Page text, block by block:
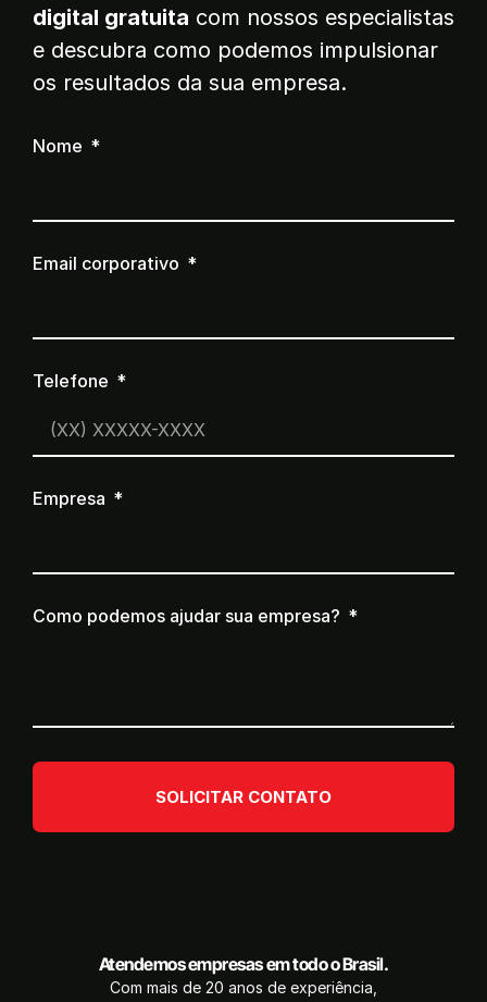
digital gratuita com nossos especialistas
e descubra como podemos impulsionar
os resultados da sua empresa.
Nome
Email corporativo
Telefone
Empresa
Como podemos ajudar sua empresa?
SOLICITAR CONTATO
Atendemos empresas em todo o Brasil.
Com mais de 20 anos de experiência,